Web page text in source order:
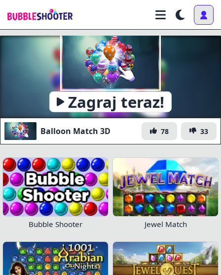
Zagraj teraz!
Balloon Match 3D 78 33
Bubble Shooter Jewel Match